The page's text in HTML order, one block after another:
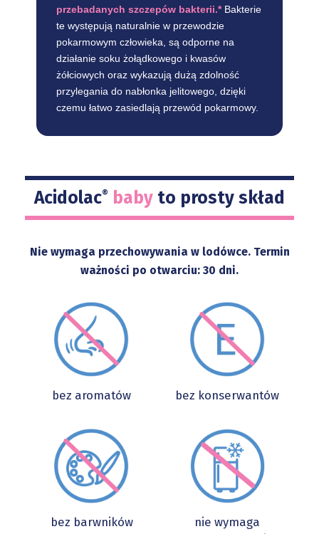
przebadanych szczepów bakterii.*Bakterie
te występują naturalnie w przewodzie
pokarmowym człowieka, są odporne na
działanie soku żołądkowego i kwasów
żółciowych oraz wykazują dużą zdolność
przylegania do nabłonka jelitowego, dzięki
czemu łatwo zasiedlają przewód pokarmowy.
Acidolac® babyto prosty skład
Nie wymaga przechowywania w lodówce. Termin
ważności po otwarciu: 30 dni.
bez aromatów bez konserwantów
bez barwników
nie wymaga